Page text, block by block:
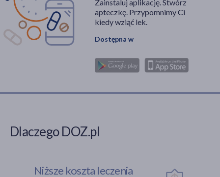
Zainstaluj aplikację. Stwórz
apteczkę. Przypomnimy Ci
kiedy wziąć lek.
Dostępna w
Dlaczego DOZ.pl
Niższe koszta leczenia